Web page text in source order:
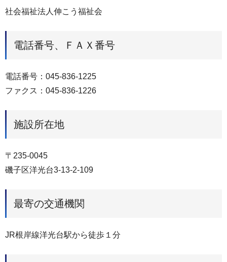
社会福祉法人伸こう福祉会
電話番号、ＦＡＸ番号
電話番号：045-836-1225
ファクス：045-836-1226
施設所在地
〒235‐0045
磯子区洋光台3-13-2-109
最寄の交通機関
JR根岸線洋光台駅から徒歩１分